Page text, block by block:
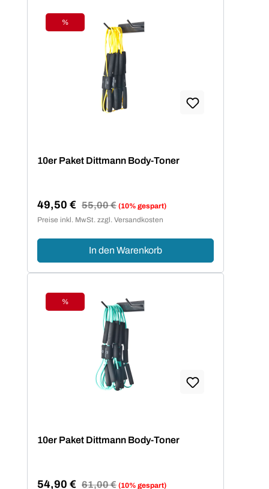
Rabatt
%
10er Paket Dittmann Body-Toner
Verkaufspreis:
49,50 € Regulärer Preis:
55,00 € (10% gespart)
Preise inkl. MwSt. zzgl. Versandkosten
In den Warenkorb
Rabatt
%
10er Paket Dittmann Body-Toner
54,90 € Regulärer Preis:
61,00 € (10% gespart)